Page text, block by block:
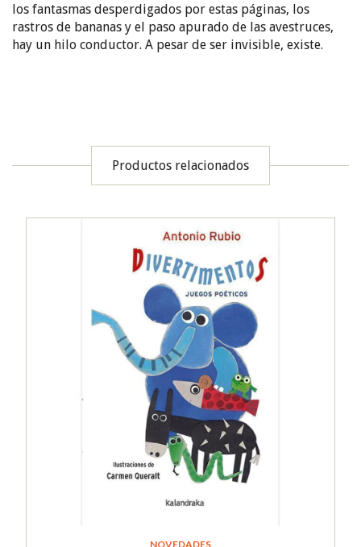
los fantasmas desperdigados por estas páginas, los
rastros de bananas y el paso apurado de las avestruces,
hay un hilo conductor. A pesar de ser invisible, existe.
Productos relacionados
NOVEDADES